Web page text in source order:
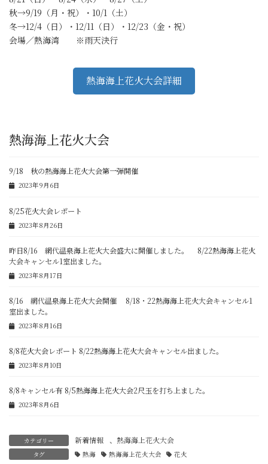
秋→9/19（月・祝）・10/1（土）
冬→12/4（日）・12/11（日）・12/23（金・祝）
会場／熱海湾 ※雨天決行
熱海海上花火大会詳細
熱海海上花火大会
9/18 秋の熱海海上花火大会第一弾開催
2023年9月6日
8/25花火大会レポート
2023年8月26日
昨日8/16 網代温泉海上花火大会盛大に開催しました。 8/22熱海海上花火
大会キャンセル1室出ました。
2023年8月17日
8/16 網代温泉海上花火大会開催 8/18・22熱海海上花火大会キャンセル1
室出ました。
2023年8月16日
8/8花火大会レポート 8/22熱海海上花火大会キャンセル出ました。
2023年8月10日
8/8キャンセル有 8/5熱海海上花火大会2尺玉を打ち上ました。
2023年8月6日
カテゴリー 新着情報 、 熱海海上花火大会
タグ 熱海 熱海海上花火大会 花火